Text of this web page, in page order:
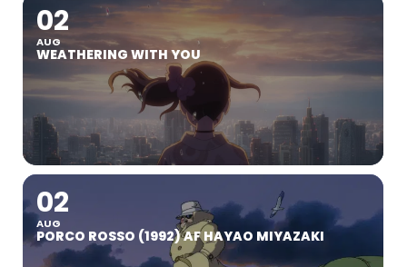
02
AUG
WEATHERING WITH YOU
02
AUG
PORCO ROSSO (1992) AF HAYAO MIYAZAKI